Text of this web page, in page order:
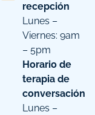
recepción
Lunes –
Viernes: 9am
– 5pm
Horario de
terapia de
conversación
Lunes –